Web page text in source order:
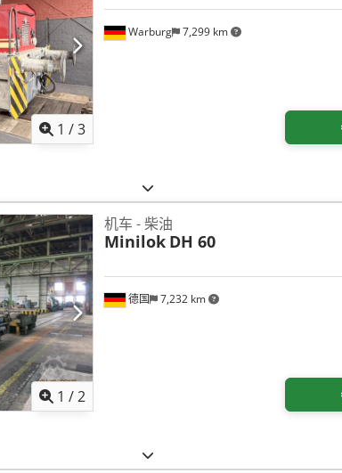
1 /3
Warburg 7,299 km
1 /2
德国 7,232 km
机车 - 柴油
Minilok DH 60